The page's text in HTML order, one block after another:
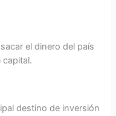
el dinero del país
destino de inversión